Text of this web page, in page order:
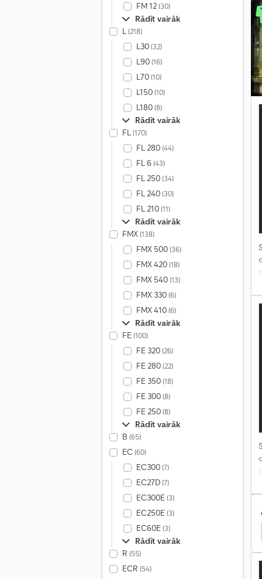
FM 12(30)
Rādīt vairāk
L(218)
L30(32)
L90(16)
L70(10)
L150(10)
L180(8)
Rādīt vairāk
FL(170)
FL 280(44)
FL 6(43)
FL 250(34)
FL 240(30)
FL 210(11)
Rādīt vairāk
FMX(138)
FMX 500(36)
FMX 420(18)
FMX 540(13)
FMX 330(6)
FMX 410(6)
Rādīt vairāk
FE(100)
FE 320(26)
FE 280(22)
FE 350(18)
FE 300(8)
FE 250(8)
Rādīt vairāk
B (65)
EC (60)
EC300(7)
EC27D(7)
EC300E(3)
EC250E(3)
EC60E(3)
Rādīt vairāk
R (55)
ECR (54)
Berkhof Pilsētas Autobuss